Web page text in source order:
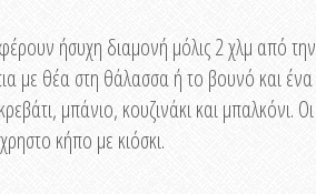
ήσυχη διαμονή μόλις 2 χλμ από την
με θέα στη θάλασσα ή το βουνό και ένα
μπάνιο, κουζινάκι και μπαλκόνι. Οι
κήπο με κιόσκι.